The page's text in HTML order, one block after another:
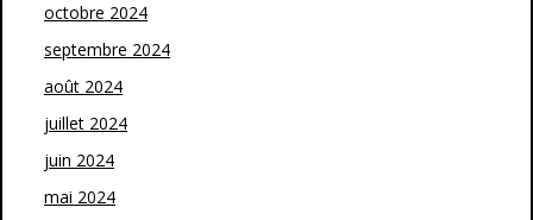
octobre 2024
septembre 2024
août 2024
juillet 2024
juin 2024
mai 2024